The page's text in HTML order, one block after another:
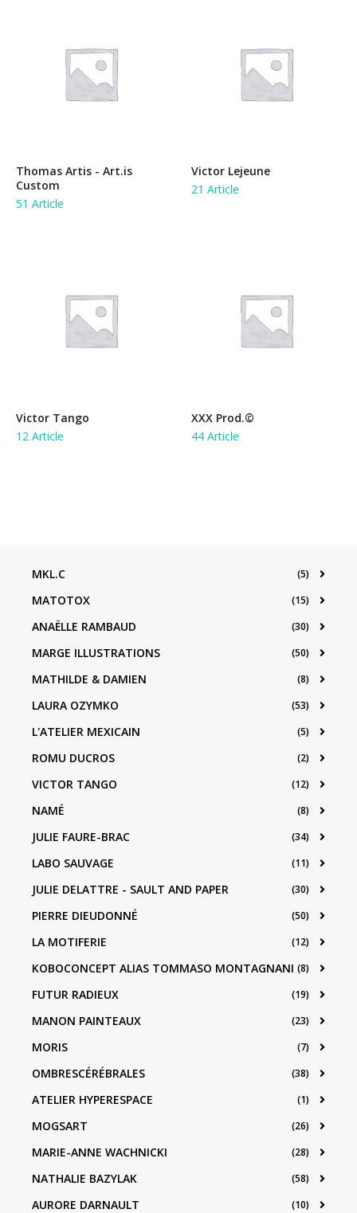
Thomas Artis - Art.is
Custom
51 Article
Victor Lejeune
21 Article
Victor Tango
12 Article
XXX Prod.©
44 Article
MKL.C (5)
MATOTOX (15)
ANAËLLE RAMBAUD (30)
MARGE ILLUSTRATIONS (50)
MATHILDE & DAMIEN (8)
LAURA OZYMKO (53)
L'ATELIER MEXICAIN (5)
ROMU DUCROS (2)
VICTOR TANGO (12)
NAMÉ (8)
JULIE FAURE-BRAC (34)
LABO SAUVAGE (11)
JULIE DELATTRE - SAULT AND PAPER (30)
PIERRE DIEUDONNÉ (50)
LA MOTIFERIE (12)
KOBOCONCEPT ALIAS TOMMASO MONTAGNANI (8)
FUTUR RADIEUX (19)
MANON PAINTEAUX (23)
MORIS (7)
OMBRESCÉRÉBRALES (38)
ATELIER HYPERESPACE (1)
MOGSART (26)
MARIE-ANNE WACHNICKI (28)
NATHALIE BAZYLAK (58)
AURORE DARNAULT (10)